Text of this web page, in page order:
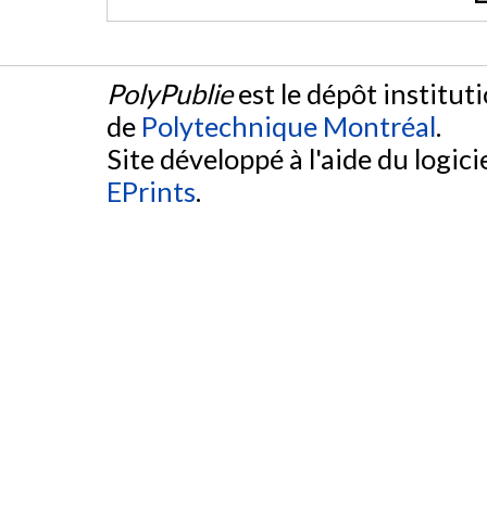
PolyPublieest le dépôt
de Polytechnique Montréal.
Site développé à l'aide du
EPrints.